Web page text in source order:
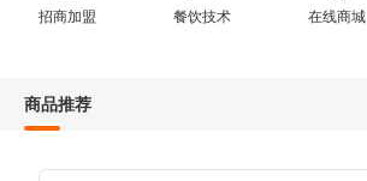
招商加盟 餐饮技术 在线商城
商品推荐